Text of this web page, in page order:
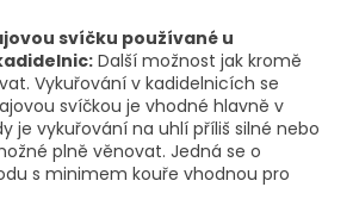
svíčku používané u
Další možnost jak kromě
Vykuřování v kadidelnicích se
svíčkou je vhodné hlavně v
je vykuřování na uhlí příliš silné nebo
plně věnovat. Jedná se o
s minimem kouře vhodnou pro